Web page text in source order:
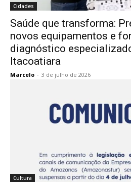
Cidades
Saúde que transforma:
novos equipamentos e
diagnóstico
Itacoatiara
Marcelo - 3 de julho de 2026
Cultura